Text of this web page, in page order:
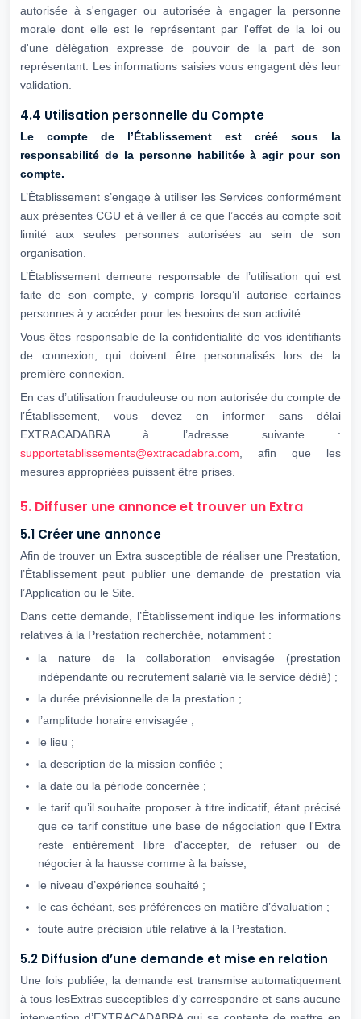
autorisée à s'engager ou autorisée à engager la personne
morale dont elle est le représentant par l'effet de la loi ou
d'une délégation expresse de pouvoir de la part de son
représentant. Les informations saisies vous engagent dès leur
validation.
4.4 Utilisation personnelle du Compte
Le compte de l’Établissement est créé sous la
responsabilité de la personne habilitée à agir pour son
compte.
L’Établissement s’engage à utiliser les Services conformément
aux présentes CGU et à veiller à ce que l’accès au compte soit
limité aux seules personnes autorisées au sein de son
organisation.
L’Établissement demeure responsable de l’utilisation qui est
faite de son compte, y compris lorsqu’il autorise certaines
personnes à y accéder pour les besoins de son activité.
Vous êtes responsable de la confidentialité de vos identifiants
de connexion, qui doivent être personnalisés lors de la
première connexion.
En cas d’utilisation frauduleuse ou non autorisée du compte de
l’Établissement, vous devez en informer sans délai
EXTRACADABRA à l’adresse suivante :
supportetablissements@extracadabra.com , afin que les
mesures appropriées puissent être prises.
5. Diffuser une annonce et trouver un Extra
5.1 Créer une annonce
Afin de trouver un Extra susceptible de réaliser une Prestation,
l’Établissement peut publier une demande de prestation via
l’Application ou le Site.
Dans cette demande, l’Établissement indique les informations
relatives à la Prestation recherchée, notamment :
la nature de la collaboration envisagée (prestation
indépendante ou recrutement salarié via le service dédié) ;
la durée prévisionnelle de la prestation ;
l’amplitude horaire envisagée ;
le lieu ;
la description de la mission confiée ;
la date ou la période concernée ;
le tarif qu’il souhaite proposer à titre indicatif, étant précisé
que ce tarif constitue une base de négociation que l'Extra
reste entièrement libre d'accepter, de refuser ou de
négocier à la hausse comme à la baisse;
le niveau d’expérience souhaité ;
le cas échéant, ses préférences en matière d’évaluation ;
toute autre précision utile relative à la Prestation.
5.2 Diffusion d’une demande et mise en relation
Une fois publiée, la demande est transmise automatiquement
à tous lesExtras susceptibles d'y correspondre et sans aucune